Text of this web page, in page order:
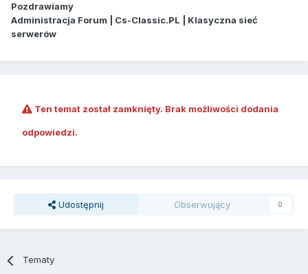
Pozdrawiamy
Administracja Forum | Cs-Classic.PL | Klasyczna sieć
serwerów
Ten temat został zamknięty. Brak możliwości dodania
odpowiedzi.
Udostępnij Obserwujący 0
Tematy